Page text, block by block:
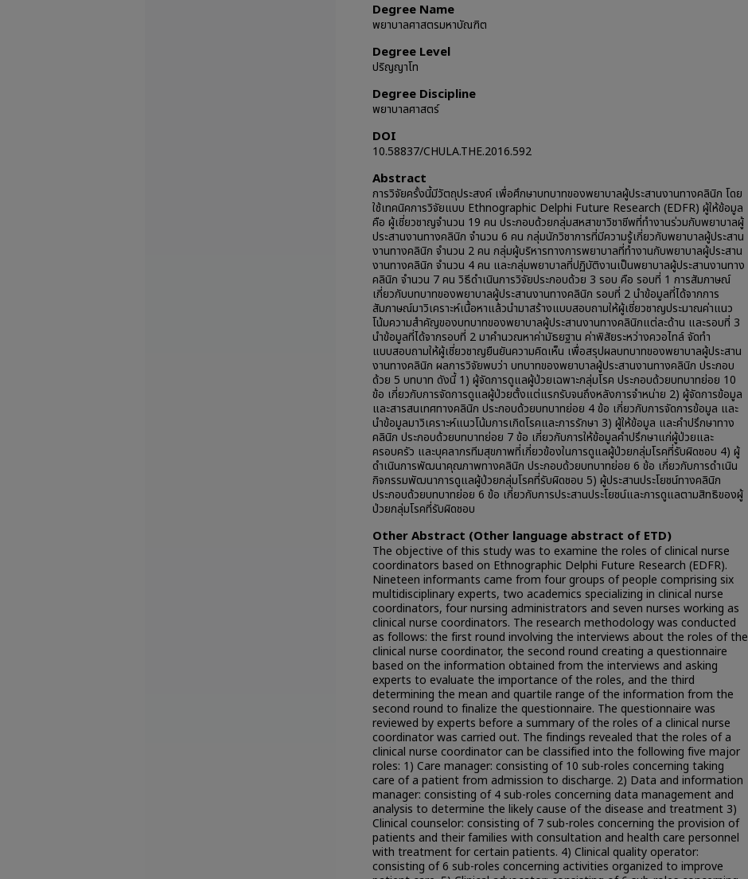
Degree Name
พยาบาลศาสตรมหาบัณฑิต
Degree Level
ปริญญาโท
Degree Discipline
พยาบาลศาสตร์
DOI
10.58837/CHULA.THE.2016.592
Abstract
การวิจัยครั้งนี้มีวัตถุประสงค์ เพื่อศึกษาบทบาทของพยาบาลผู้ประสานงานทางคลินิก โดย
ใช้เทคนิคการวิจัยแบบ Ethnographic Delphi Future Research (EDFR) ผู้ให้ข้อมูล
คือ ผู้เชี่ยวชาญจำนวน 19 คน ประกอบด้วยกลุ่มสหสาขาวิชาชีพที่ทำงานร่วมกับพยาบาลผู้
ประสานงานทางคลินิก จำนวน 6 คน กลุ่มนักวิชาการที่มีความรู้เกี่ยวกับพยาบาลผู้ประสาน
งานทางคลินิก จำนวน 2 คน กลุ่มผู้บริหารทางการพยาบาลที่ทำงานกับพยาบาลผู้ประสาน
งานทางคลินิก จำนวน 4 คน และกลุ่มพยาบาลที่ปฏิบัติงานเป็นพยาบาลผู้ประสานงานทาง
คลินิก จำนวน 7 คน วิธีดำเนินการวิจัยประกอบด้วย 3 รอบ คือ รอบที่ 1 การสัมภาษณ์
เกี่ยวกับบทบาทของพยาบาลผู้ประสานงานทางคลินิก รอบที่ 2 นำข้อมูลที่ได้จากการ
สัมภาษณ์มาวิเคราะห์เนื้อหาแล้วนำมาสร้างแบบสอบถามให้ผู้เชี่ยวชาญประมาณค่าแนว
โน้มความสำคัญของบทบาทของพยาบาลผู้ประสานงานทางคลินิกแต่ละด้าน และรอบที่ 3
นำข้อมูลที่ได้จากรอบที่ 2 มาคำนวณหาค่ามัธยฐาน ค่าพิสัยระหว่างควอไทล์ จัดทำ
แบบสอบถามให้ผู้เชี่ยวชาญยืนยันความคิดเห็น เพื่อสรุปผลบทบาทของพยาบาลผู้ประสาน
งานทางคลินิก ผลการวิจัยพบว่า บทบาทของพยาบาลผู้ประสานงานทางคลินิก ประกอบ
ด้วย 5 บทบาท ดังนี้ 1) ผู้จัดการดูแลผู้ป่วยเฉพาะกลุ่มโรค ประกอบด้วยบทบาทย่อย 10
ข้อ เกี่ยวกับการจัดการดูแลผู้ป่วยตั้งแต่แรกรับจนถึงหลังการจำหน่าย 2) ผู้จัดการข้อมูล
และสารสนเทศทางคลินิก ประกอบด้วยบทบาทย่อย 4 ข้อ เกี่ยวกับการจัดการข้อมูล และ
นำข้อมูลมาวิเคราะห์แนวโน้มการเกิดโรคและการรักษา 3) ผู้ให้ข้อมูล และคำปรึกษาทาง
คลินิก ประกอบด้วยบทบาทย่อย 7 ข้อ เกี่ยวกับการให้ข้อมูลคำปรึกษาแก่ผู้ป่วยและ
ครอบครัว และบุคลากรทีมสุขภาพที่เกี่ยวข้องในการดูแลผู้ป่วยกลุ่มโรคที่รับผิดชอบ 4) ผู้
ดำเนินการพัฒนาคุณภาพทางคลินิก ประกอบด้วยบทบาทย่อย 6 ข้อ เกี่ยวกับการดำเนิน
กิจกรรมพัฒนาการดูแลผู้ป่วยกลุ่มโรคที่รับผิดชอบ 5) ผู้ประสานประโยชน์ทางคลินิก
ประกอบด้วยบทบาทย่อย 6 ข้อ เกี่ยวกับการประสานประโยชน์และการดูแลตามสิทธิของผู้
ป่วยกลุ่มโรคที่รับผิดชอบ
Other Abstract (Other language abstract of ETD)
The objective of this study was to examine the roles of clinical nurse
coordinators based on Ethnographic Delphi Future Research (EDFR).
Nineteen informants came from four groups of people comprising six
multidisciplinary experts, two academics specializing in clinical nurse
coordinators, four nursing administrators and seven nurses working as
clinical nurse coordinators. The research methodology was conducted
as follows: the first round involving the interviews about the roles of the
clinical nurse coordinator, the second round creating a questionnaire
based on the information obtained from the interviews and asking
experts to evaluate the importance of the roles, and the third
determining the mean and quartile range of the information from the
second round to finalize the questionnaire. The questionnaire was
reviewed by experts before a summary of the roles of a clinical nurse
coordinator was carried out. The findings revealed that the roles of a
clinical nurse coordinator can be classified into the following five major
roles: 1) Care manager: consisting of 10 sub-roles concerning taking
care of a patient from admission to discharge. 2) Data and information
manager: consisting of 4 sub-roles concerning data management and
analysis to determine the likely cause of the disease and treatment 3)
Clinical counselor: consisting of 7 sub-roles concerning the provision of
patients and their families with consultation and health care personnel
with treatment for certain patients. 4) Clinical quality operator:
consisting of 6 sub-roles concerning activities organized to improve